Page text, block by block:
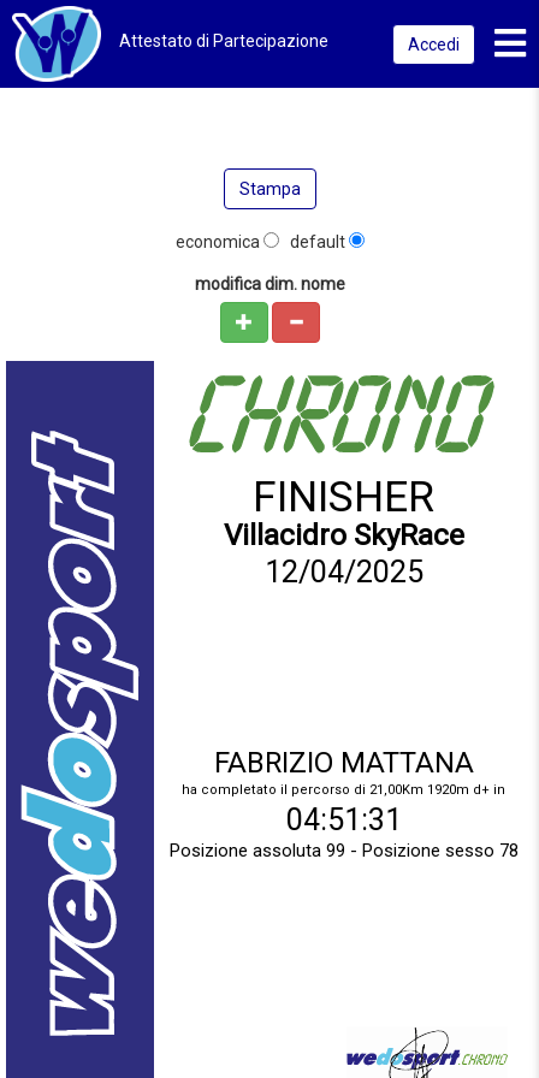
Attestato di Partecipazione Accedi
Stampa
economica default
modifica dim. nome
FINISHER
Villacidro SkyRace
FABRIZIO MATTANA
ha completato il percorso di 21,00Km 1920m d+ in
Posizione assoluta 99 - Posizione sesso 78
04:51:31
12/04/2025